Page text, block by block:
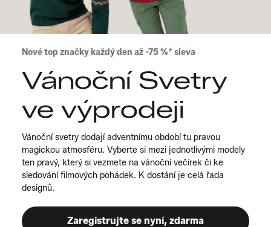
Nové top značky každý den až -75 %* sleva
Vánoční Svetry
ve výprodeji
Vánoční svetry dodají adventnímu období tu pravou
magickou atmosféru. Vyberte si mezi jednotlivými modely
ten pravý, který si vezmete na vánoční večírek či ke
sledování filmových pohádek. K dostání je celá řada
designů.
Zaregistrujte se nyní, zdarma